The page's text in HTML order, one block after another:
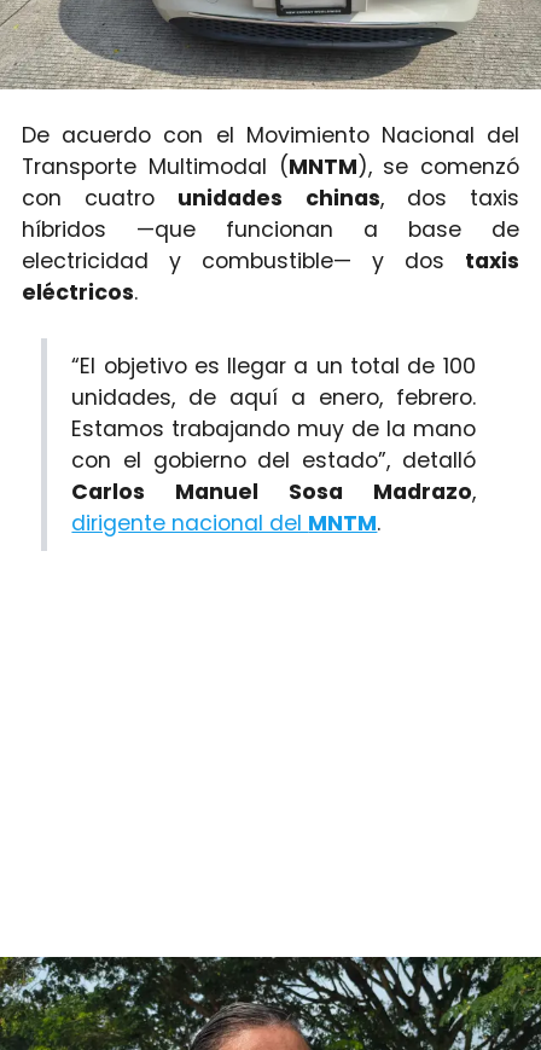
De acuerdo con el Movimiento Nacional del
Transporte Multimodal (MNTM), se comenzó
con cuatro unidades chinas, dos taxis
híbridos —que funcionan a base de
electricidad y combustible— y dos taxis
eléctricos.
“El objetivo es llegar a un total de 100
unidades, de aquí a enero, febrero.
Estamos trabajando muy de la mano
con el gobierno del estado”, detalló
Carlos Manuel Sosa Madrazo,
dirigente nacional del MNTM.